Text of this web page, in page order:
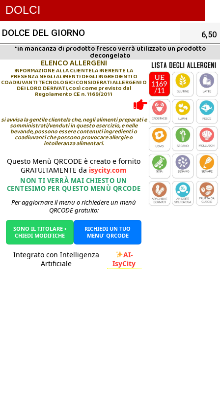
DOLCI
DOLCE DEL GIORNO 6,50
*in mancanza di prodotto fresco verrà utilizzato un prodotto
decongelato
ELENCO ALLERGENI
INFORMAZIONE ALLA CLIENTELA INERENTE LA
PRESENZA NEGLI ALIMENTI DEGLI INGREDIENTI O
COADIUVANTI TECNOLOGICI CONSIDERATI ALLERGENI O
DEI LORO DERIVATI, così come previsto dal
Regolamento CE n. 1169/2011
si avvisa la gentile clientela che, negli alimenti preparati e
somministrati/venduti in questo esercizio, e nelle
bevande, possono essere contenuti ingredienti o
coadiuvanti che possono provocare allergie o
intolleranza alimentari.
Questo Menù QRCODE è creato e fornito
GRATUITAMENTE da isycity.com
NON TI VERRÀ MAI CHIESTO UN
CENTESIMO PER QUESTO MENÙ QRCODE
Per aggiornare il menu o richiedere un menù
QRCODE gratuito:
SONO IL TITOLARE •
CHIEDI MODIFICHE
RICHIEDI UN TUO
MENU' QRCODE
Integrato con Intelligenza
Artificiale
AI-
IsyCity